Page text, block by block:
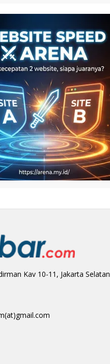
Kav 10-11, Jakarta Selatan